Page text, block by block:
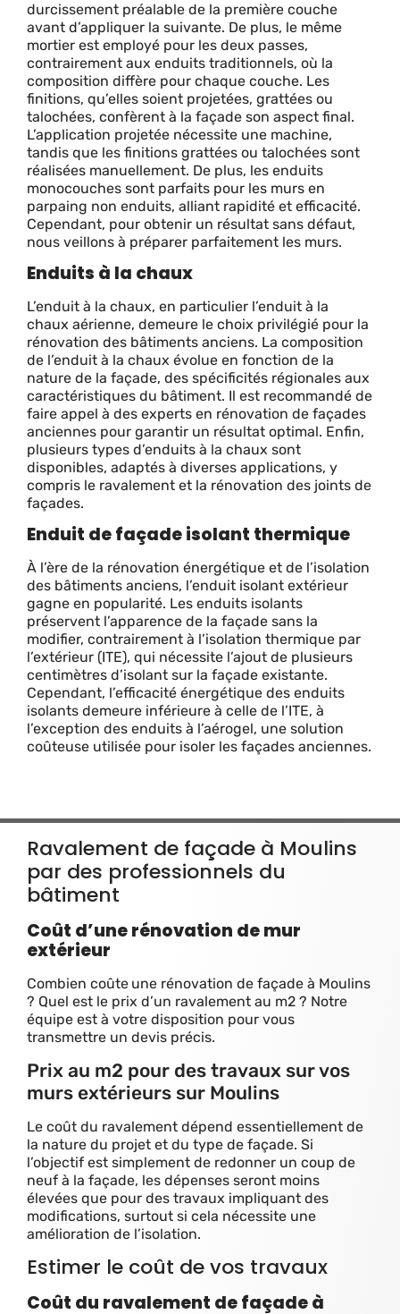
durcissement préalable de la première couche
avant d’appliquer la suivante. De plus, le même
mortier est employé pour les deux passes,
contrairement aux enduits traditionnels, où la
composition diffère pour chaque couche. Les
finitions, qu’elles soient projetées, grattées ou
talochées, confèrent à la façade son aspect final.
L’application projetée nécessite une machine,
tandis que les finitions grattées ou talochées sont
réalisées manuellement. De plus, les enduits
monocouches sont parfaits pour les murs en
parpaing non enduits, alliant rapidité et efficacité.
Cependant, pour obtenir un résultat sans défaut,
nous veillons à préparer parfaitement les murs.
Enduits à la chaux
L’enduit à la chaux, en particulier l’enduit à la
chaux aérienne, demeure le choix privilégié pour la
rénovation des bâtiments anciens. La composition
de l’enduit à la chaux évolue en fonction de la
nature de la façade, des spécificités régionales aux
caractéristiques du bâtiment. Il est recommandé de
faire appel à des experts en rénovation de façades
anciennes pour garantir un résultat optimal. Enfin,
plusieurs types d’enduits à la chaux sont
disponibles, adaptés à diverses applications, y
compris le ravalement et la rénovation des joints de
façades.
Enduit de façade isolant thermique
À l’ère de la rénovation énergétique et de l’isolation
des bâtiments anciens, l’enduit isolant extérieur
gagne en popularité. Les enduits isolants
préservent l’apparence de la façade sans la
modifier, contrairement à l’isolation thermique par
l’extérieur (ITE), qui nécessite l’ajout de plusieurs
centimètres d’isolant sur la façade existante.
Cependant, l’efficacité énergétique des enduits
isolants demeure inférieure à celle de l’ITE, à
l’exception des enduits à l’aérogel, une solution
coûteuse utilisée pour isoler les façades anciennes.
Ravalement de façade à Moulins
par des professionnels du
bâtiment
Coût d’une rénovation de mur
extérieur
Combien coûte une rénovation de façade à Moulins
? Quel est le prix d’un ravalement au m2 ? Notre
équipe est à votre disposition pour vous
transmettre un devis précis.
Prix au m2 pour des travaux sur vos
murs extérieurs sur Moulins
Le coût du ravalement dépend essentiellement de
la nature du projet et du type de façade. Si
l’objectif est simplement de redonner un coup de
neuf à la façade, les dépenses seront moins
élevées que pour des travaux impliquant des
modifications, surtout si cela nécessite une
amélioration de l’isolation.
Estimer le coût de vos travaux
Coût du ravalement de façade à